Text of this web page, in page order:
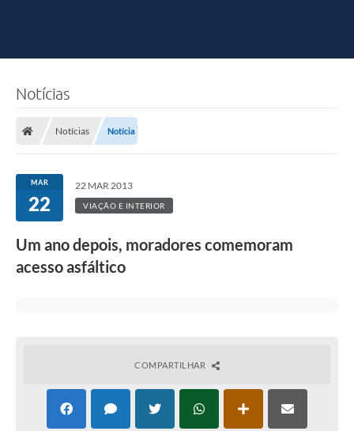
Notícias
Notícias Notícia
MAR
22
22 MAR 2013
VIAÇÃO E INTERIOR
Um ano depois, moradores comemoram
acesso asfáltico
COMPARTILHAR